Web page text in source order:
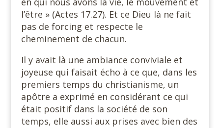
l’être » (Actes 17.27). Et ce Dieu là ne fait
pas de forcing et respecte le
cheminement de chacun.
Il y avait là une ambiance conviviale et
joyeuse qui faisait écho à ce que, dans les
premiers temps du christianisme, un
apôtre a exprimé en considérant ce qui
était positif dans la société de son
temps, elle aussi aux prises avec bien des